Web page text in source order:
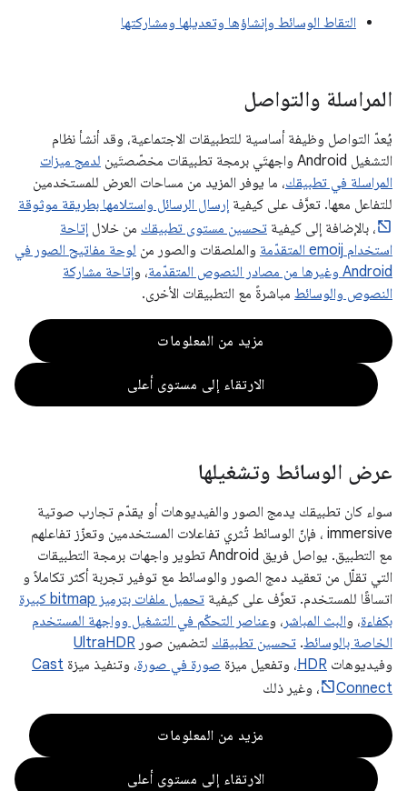
التقاط الوسائط وإنشاؤها وتعديلها ومشاركتها
المراسلة والتواصل
يُعدّ التواصل وظيفة أساسية للتطبيقات الاجتماعية، وقد أنشأ نظام
التشغيل Android واجهتَي برمجة تطبيقات مخصّصتَين
لدمج ميزات
المراسلة في تطبيقك، ما يوفر المزيد من مساحات العرض للمستخدمين
للتفاعل معها. تعرَّف على كيفية إرسال الرسائل واستلامها بطريقة موثوقة
، بالإضافة إلى كيفية تحسين مستوى تطبيقك من خلال إتاحة
استخدام emoij المتقدّمة
والملصقات والصور من لوحة مفاتيح الصور في
Android وغيرها من مصادر النصوص المتقدّمة
، وإتاحة مشاركة
النصوص والوسائط مباشرةً مع التطبيقات الأخرى.
مزيد من المعلومات
الارتقاء إلى مستوى أعلى
عرض الوسائط وتشغيلها
سواء كان تطبيقك يدمج الصور والفيديوهات أو يقدّم تجارب صوتية
immersive ، فإنّ الوسائط تُثري تفاعلات المستخدمين وتعزّز تفاعلهم
مع التطبيق. يواصل فريق Android تطوير واجهات برمجة التطبيقات
التي تقلّل من تعقيد دمج الصور والوسائط مع توفير تجربة أكثر تكاملاً و
اتساقًا للمستخدم. تعرَّف على كيفية
تحميل ملفات بترميز bitmap كبيرة
بكفاءة، والبث المباشر ، وعناصر التحكّم في التشغيل وواجهة المستخدم
الخاصة بالوسائط. تحسين تطبيقك لتضمين صور UltraHDR
وفيديوهات HDR، وتفعيل ميزة صورة في صورة، وتنفيذ ميزة Cast
Connect
، وغير ذلك
مزيد من المعلومات
الارتقاء إلى مستوى أعلى